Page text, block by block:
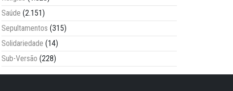
Saúde (2.151)
Sepultamentos (315)
Solidariedade (14)
Sub-Versão (228)